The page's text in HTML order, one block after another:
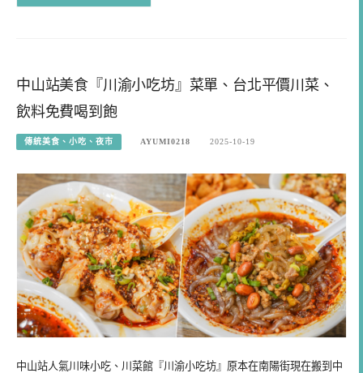
中山站美食『川渝小吃坊』菜單、台北平價川菜、
飲料免費喝到飽
傳統美食、小吃、夜市 AYUMI0218 2025-10-19
中山站人氣川味小吃、川菜館『川渝小吃坊』原本在南陽街現在搬到中